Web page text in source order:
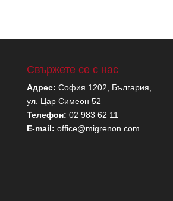
Свържете се с нас
Адрес: София 1202, България,
ул. Цар Симеон 52
Телефон: 02 983 62 11
E-mail: office@migrenon.com